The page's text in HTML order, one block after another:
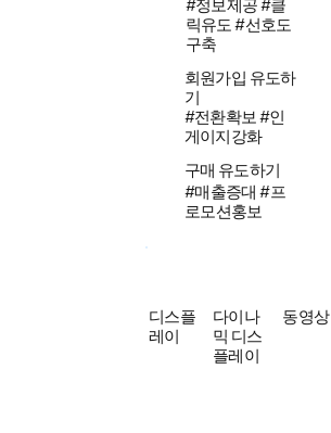
#정보제공 #클
릭유도 #선호도
구축
회원가입 유도하
기
#전환확보 #인
게이지강화
구매 유도하기
#매출증대 #프
로모션홍보
디스플
레이
다이나
믹 디스
플레이
동영상